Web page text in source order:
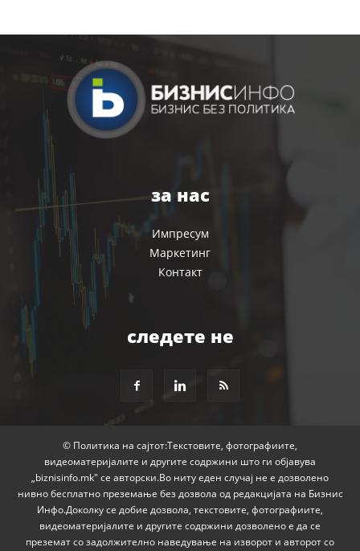
за нас
Импресум
Маркетинг
Контакт
следете не
© Политика на сајтот:Текстовите, фотографиите,
видеоматеријалите и другите содржини што ги објавува
„biznisinfo.mk" се авторски.Во ниту еден случај не е дозволено
нивно бесплатно преземање без дозвола од редакцијата на Бизнис
Инфо.Доколку се добие дозвола, текстовите, фотографиите,
видеоматеријалите и другите содржини дозволено е да се
преземат со задолжително наведување на изворот и авторот со